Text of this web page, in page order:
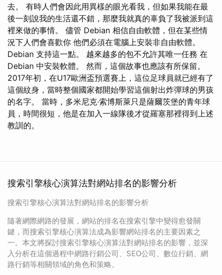
去。 有時人們會因此用異樣的眼光看我，但如果我能在最
後一刻說我的生活還不錯，那麼我就真的辜負了我被派到這
裡來做的事情。 儘管 Debian 相信自由軟體，但在某些情
況下人們會喜歡你 他們必須在電腦上安裝非自由軟體。
Debian 支持這一點。 越來越多的包不允許其唯一任務 在
Debian 中安裝軟體。 然而，這個故事也應該有所保留。
2017年初，在U17歐洲盃預選賽上，這位足球員就已經有了
這個紋身，當時整個國家都開始學習這個射出炸彈球的男孩
的名字。 當時，多米尼克·索博斯萊只是薩爾茨堡的青年球
員，時間很短，他是在加入一線隊後才從羅塞那裡得到上述
教訓的。
搜索引擎核心演算法對網站排名的影響分析
搜索引擎核心演算法對網站排名的影響分析
隨著網際網路的發展，網站的排名在搜索引擎中變得愈發關
鍵，而搜索引擎核心演算法成為影響網站排名的主要因素之
一。本文將探討搜索引擎核心演算法對網站排名的影響，並深
入分析在這個過程中網路行銷公司、SEO公司、數位行銷、網
路行銷等相關領域的角色和策略。